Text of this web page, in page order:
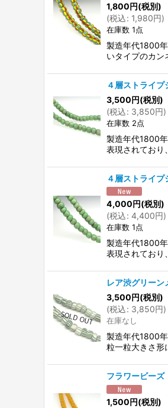
1,800円(税別)
(税込: 1,980円)
在庫数 1点
製造年代1800
いタイプのカ
４層ストライプ
3,500円(税別)
(税込: 3,850円)
在庫数 2点
製造年代1800
表現されており
４層ストライプ
4,000円(税別)
(税込: 4,400円)
在庫数 1点
製造年代1800
表現されており
レア渋グリーン
3,500円(税別)
(税込: 3,850円)
在庫なし
製造年代1800
粒一粒大きさ形
フラワービー
1,500円(税別)